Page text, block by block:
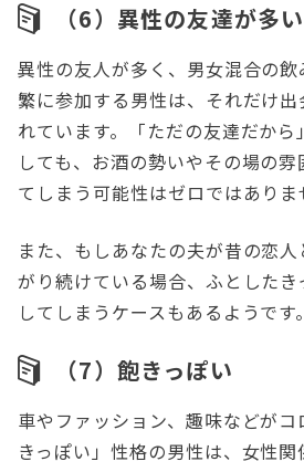
（6）異性の友達が多い
異性の友人が多く、男女混合の
繁に参加する男性は、それだけ
れています。「ただの友達だから
しても、お酒の勢いやその場の
てしまう可能性はゼロではありま
また、もしあなたの夫が昔の恋
がり続けている場合、ふとした
してしまうケースもあるようです。
（7）飽きっぽい
車やファッション、趣味などが
きっぽい」性格の男性は、女性